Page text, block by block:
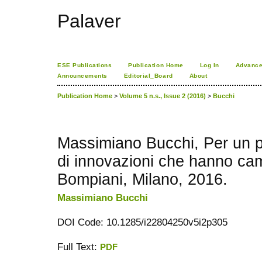
Palaver
ESE Publications Publication Home Log In
Announcements
Editorial_Board About
Publication Home > Volume 5 n.s., Issue 2 (2016) > Bucchi
Massimiano Bucchi, Per un
di innovazioni che hanno
Bompiani, Milano, 2016.
Massimiano Bucchi
DOI Code: 10.1285/i22804250v5i2p305
Full Text: PDF